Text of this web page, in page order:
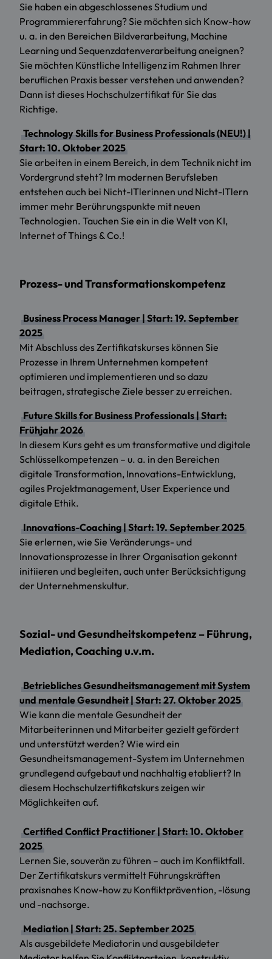
Sie haben ein abgeschlossenes Studium und
Programmiererfahrung? Sie möchten sich Know-how
u. a. in den Bereichen Bildverarbeitung, Machine
Learning und Sequenzdatenverarbeitung aneignen?
Sie möchten Künstliche Intelligenz im Rahmen Ihrer
beruflichen Praxis besser verstehen und anwenden?
Dann ist dieses Hochschulzertifikat für Sie das
Richtige.
Technology Skills for Business Professionals (NEU!) |
Start: 10. Oktober 2025
Sie arbeiten in einem Bereich, in dem Technik nicht im
Vordergrund steht? Im modernen Berufsleben
entstehen auch bei Nicht-ITlerinnen und Nicht-ITlern
immer mehr Berührungspunkte mit neuen
Technologien. Tauchen Sie ein in die Welt von KI,
Internet of Things & Co.!
Prozess- und Transformationskompetenz
Business Process Manager | Start: 19. September
2025
Mit Abschluss des Zertifikatskurses können Sie
Prozesse in Ihrem Unternehmen kompetent
optimieren und implementieren und so dazu
beitragen, strategische Ziele besser zu erreichen.
Future Skills for Business Professionals | Start:
Frühjahr 2026
In diesem Kurs geht es um transformative und digitale
Schlüsselkompetenzen – u. a. in den Bereichen
digitale Transformation, Innovations-Entwicklung,
agiles Projektmanagement, User Experience und
digitale Ethik.
Innovations-Coaching | Start: 19. September 2025
Sie erlernen, wie Sie Veränderungs- und
Innovationsprozesse in Ihrer Organisation gekonnt
initiieren und begleiten, auch unter Berücksichtigung
der Unternehmenskultur.
Sozial- und Gesundheitskompetenz – Führung,
Mediation, Coaching u.v.m.
Betriebliches Gesundheitsmanagement mit System
und mentale Gesundheit | Start: 27. Oktober 2025
Wie kann die mentale Gesundheit der
Mitarbeiterinnen und Mitarbeiter gezielt gefördert
und unterstützt werden? Wie wird ein
Gesundheitsmanagement-System im Unternehmen
grundlegend aufgebaut und nachhaltig etabliert? In
diesem Hochschulzertifikatskurs zeigen wir
Möglichkeiten auf.
Certified Conflict Practitioner | Start: 10. Oktober
2025
Lernen Sie, souverän zu führen – auch im Konfliktfall.
Der Zertifikatskurs vermittelt Führungskräften
praxisnahes Know-how zu Konfliktprävention, -lösung
und -nachsorge.
Mediation | Start: 25. September 2025
Als ausgebildete Mediatorin und ausgebildeter